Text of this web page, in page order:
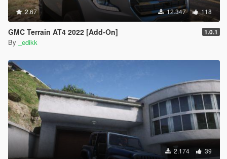
2.67 12.347 118
GMC Terrain AT4 2022 [Add-On] 1.0.1
By _edikk
2.174 39